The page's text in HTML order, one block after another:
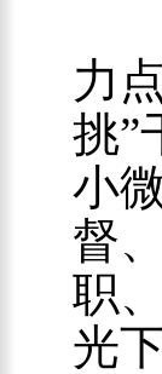
把
力
挑”
小
督
职
光